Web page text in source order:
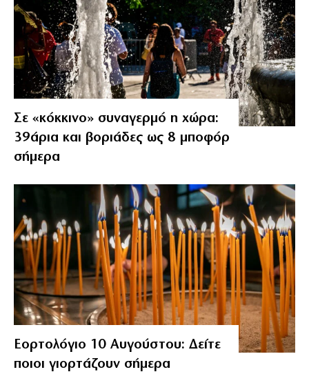
Σε «κόκκινο» συναγερμό η χώρα:
39άρια και βοριάδες ως 8 μποφόρ
σήμερα
Εορτολόγιο 10 Αυγούστου: Δείτε
ποιοι γιορτάζουν σήμερα